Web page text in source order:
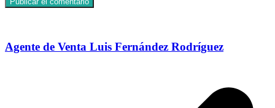
Agente de Venta Luis Fernández Rodríguez